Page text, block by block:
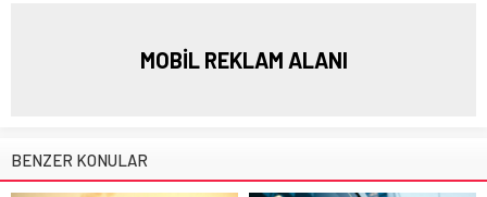
MOBİL REKLAM ALANI
BENZER KONULAR